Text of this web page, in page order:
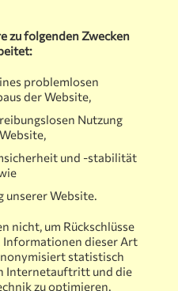
zu folgenden Zwecken
problemlosen
der Website,
Nutzung
und -stabilität
Website.
nicht, um Rückschlüsse
Informationen dieser Art
statistisch
Internetauftritt und die
zu optimieren.